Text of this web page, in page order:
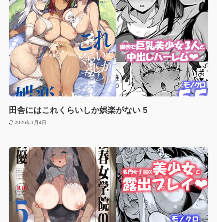
田舎にはこれくらいしか娯楽がない 5
2026年1月4日